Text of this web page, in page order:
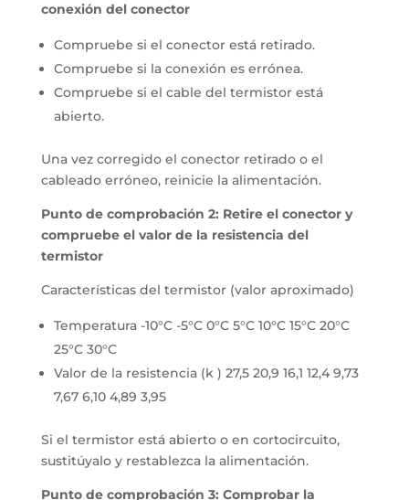
conexión del conector
Compruebe si el conector está retirado.
Compruebe si la conexión es errónea.
Compruebe si el cable del termistor está
abierto.
Una vez corregido el conector retirado o el
cableado erróneo, reinicie la alimentación.
Punto de comprobación 2: Retire el conector y
compruebe el valor de la resistencia del
termistor
Características del termistor (valor aproximado)
Temperatura -10°C -5°C 0°C 5°C 10°C 15°C 20°C
25°C 30°C
Valor de la resistencia (k ) 27,5 20,9 16,1 12,4 9,73
7,67 6,10 4,89 3,95
Si el termistor está abierto o en cortocircuito,
sustitúyalo y restablezca la alimentación.
Punto de comprobación 3: Comprobar la